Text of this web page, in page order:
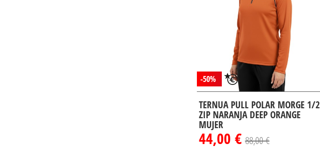
-50%
TERNUA PULL POLAR MORGE 1/2
ZIP NARANJA DEEP ORANGE
MUJER
44,00 €88,00 €